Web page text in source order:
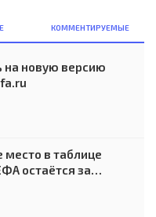
КОММЕНТИРУЕМЫЕ
на новую версию
место в таблице
остаётся за